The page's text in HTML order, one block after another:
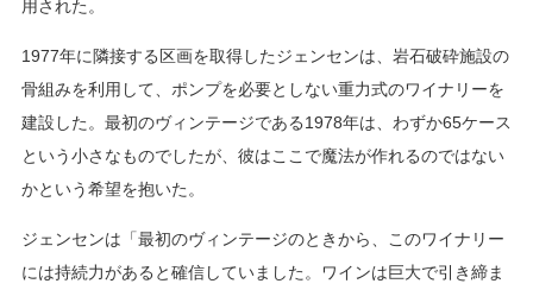
用された。
1977年に隣接する区画を取得したジェンセンは、岩石破砕施設の
骨組みを利用して、ポンプを必要としない重力式のワイナリーを
建設した。最初のヴィンテージである1978年は、わずか65ケース
という小さなものでしたが、彼はここで魔法が作れるのではない
かという希望を抱いた。
ジェンセンは「最初のヴィンテージのときから、このワイナリー
には持続力があると確信していました。ワインは巨大で引き締ま